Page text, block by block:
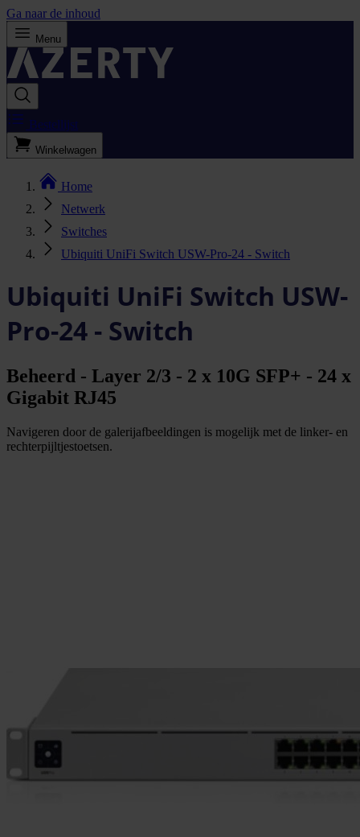
Ga naar de inhoud
Menu
Bestellijst
Winkelwagen
Home
Netwerk
Switches
Ubiquiti UniFi Switch USW-Pro-24 - Switch
Ubiquiti UniFi Switch USW-
Pro-24 - Switch
Beheerd - Layer 2/3 - 2 x 10G SFP+ - 24 x
Gigabit RJ45
Navigeren door de galerijafbeeldingen is mogelijk met de linker- en
rechterpijltjestoetsen.